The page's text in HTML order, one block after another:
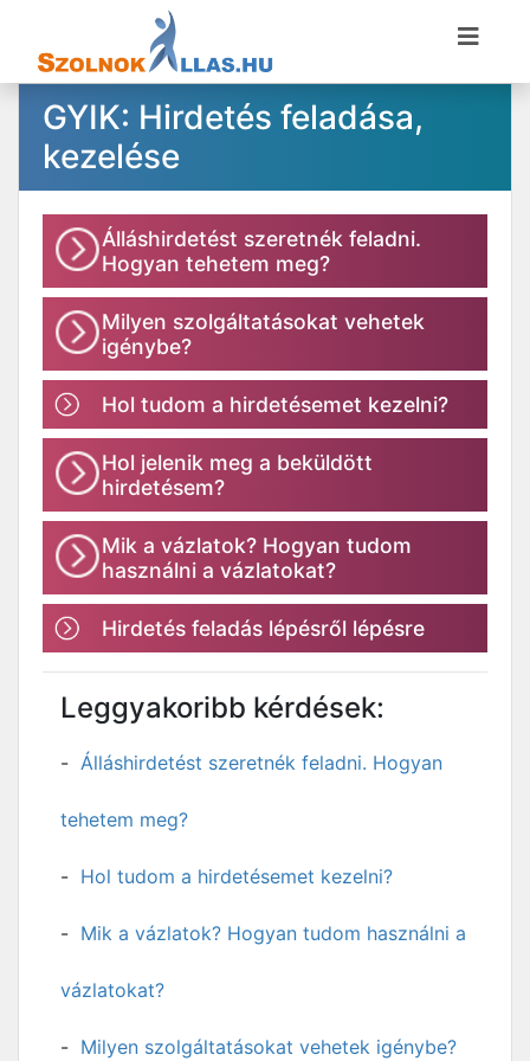
GYIK: Hirdetés feladása,
kezelése
Álláshirdetést szeretnék feladni.
Hogyan tehetem meg?
Milyen szolgáltatásokat vehetek
igénybe?
Hol tudom a hirdetésemet kezelni?
Hol jelenik meg a beküldött
hirdetésem?
Mik a vázlatok? Hogyan tudom
használni a vázlatokat?
Hirdetés feladás lépésről lépésre
Leggyakoribb kérdések:
Álláshirdetést szeretnék feladni. Hogyan
tehetem meg?
Hol tudom a hirdetésemet kezelni?
Mik a vázlatok? Hogyan tudom használni a
vázlatokat?
Milyen szolgáltatásokat vehetek igénybe?